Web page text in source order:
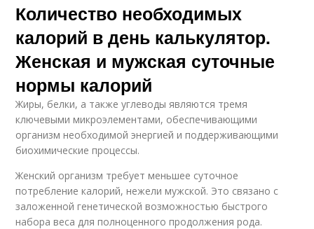
Количество необходимых
калорий в день калькулятор.
Женская и мужская суточные
нормы калорий
Жиры, белки, а также углеводы являются тремя
ключевыми микроэлементами, обеспечивающими
организм необходимой энергией и поддерживающими
биохимические процессы.
Женский организм требует меньшее суточное
потребление калорий, нежели мужской. Это связано с
заложенной генетической возможностью быстрого
набора веса для полноценного продолжения рода.